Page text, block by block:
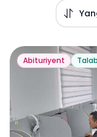
Abituriyent